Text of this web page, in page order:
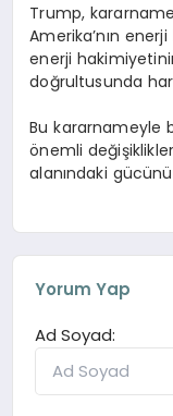
Trump,
Amerika’nın enerji
enerji
doğrultusunda
Bu kararnameyle
önemli
alanındaki
Yorum Yap
Ad Soyad: